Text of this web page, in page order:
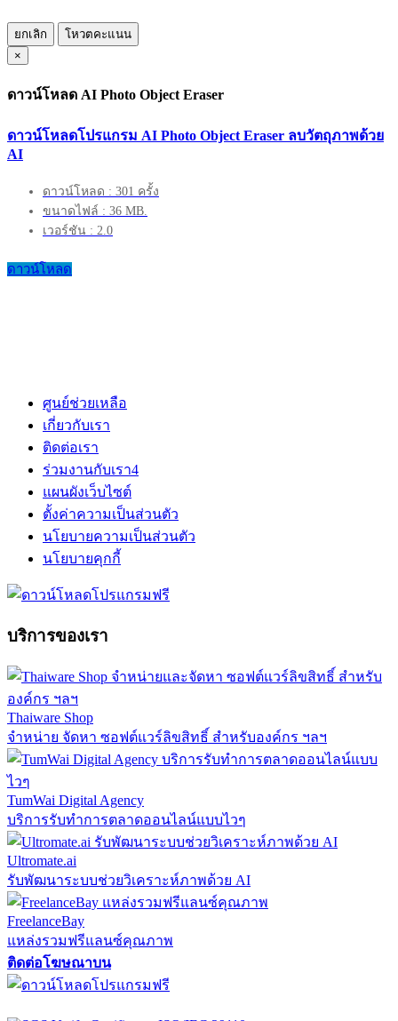
ยกเลิก
โหวตคะแนน
×
ดาวน์โหลด AI Photo Object Eraser
ดาวน์โหลดโปรแกรม AI Photo Object Eraser ลบวัตถุภาพด้วย
AI
ดาวน์โหลด : 301 ครั้ง
ขนาดไฟล์ : 36 MB.
เวอร์ชัน : 2.0
ดาวน์โหลด
ศูนย์ช่วยเหลือ
เกี่ยวกับเรา
ติดต่อเรา
ร่วมงานกับเรา4
แผนผังเว็บไซต์
ตั้งค่าความเป็นส่วนตัว
นโยบายความเป็นส่วนตัว
นโยบายคุกกี้
บริการของเรา
Thaiware Shop
จำหน่าย จัดหา ซอฟต์แวร์ลิขสิทธิ์ สำหรับองค์กร ฯลฯ
TumWai Digital Agency
บริการรับทำการตลาดออนไลน์แบบไวๆ
Ultromate.ai
รับพัฒนาระบบช่วยวิเคราะห์ภาพด้วย AI
FreelanceBay
แหล่งรวมฟรีแลนซ์คุณภาพ
ติดต่อโฆษณาบน